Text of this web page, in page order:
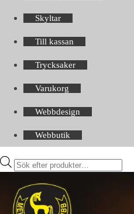
Skyltar
Till kassan
Trycksaker
Varukorg
Webbdesign
Webbutik
Products